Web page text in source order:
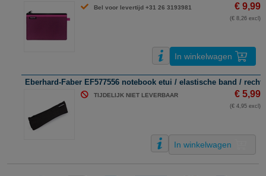
Bel voor levertijd +31 26 3193981 € 9,99
(€ 8,26 excl)
In winkelwagen
Eberhard-Faber EF577556 notebook etui / elastische band /
TIJDELIJK NIET LEVERBAAR € 5,99
(€ 4,95 excl)
In winkelwagen